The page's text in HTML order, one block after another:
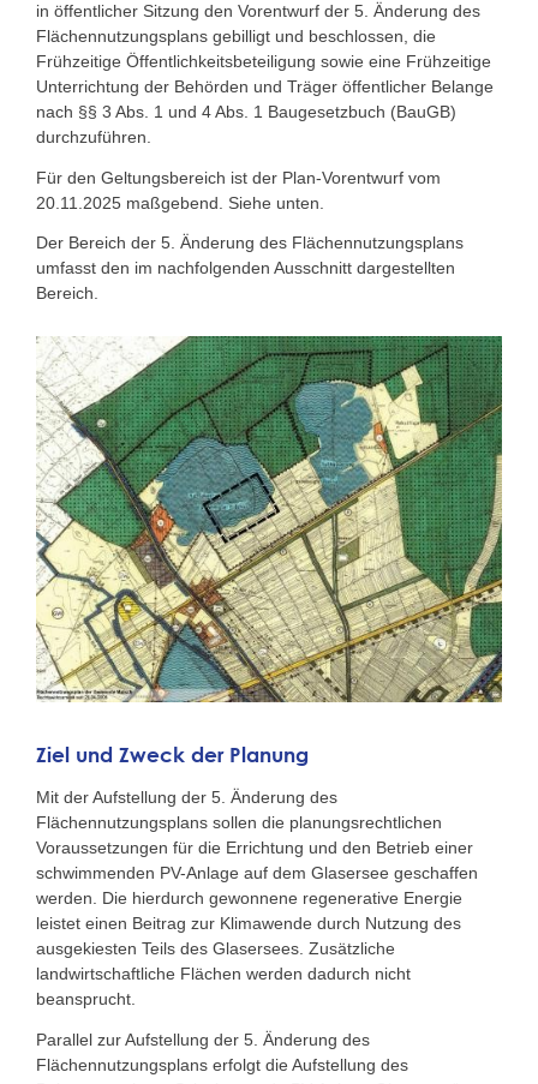
in öffentlicher Sitzung den Vorentwurf der 5. Änderung des
Flächennutzungsplans gebilligt und beschlossen, die
Frühzeitige Öffentlichkeitsbeteiligung sowie eine Frühzeitige
Unterrichtung der Behörden und Träger öffentlicher Belange
nach §§ 3 Abs. 1 und 4 Abs. 1 Baugesetzbuch (BauGB)
durchzuführen.
Für den Geltungsbereich ist der Plan-Vorentwurf vom
20.11.2025 maßgebend. Siehe unten.
Der Bereich der 5. Änderung des Flächennutzungsplans
umfasst den im nachfolgenden Ausschnitt dargestellten
Bereich.
Ziel und Zweck der Planung
Mit der Aufstellung der 5. Änderung des
Flächennutzungsplans sollen die planungsrechtlichen
Voraussetzungen für die Errichtung und den Betrieb einer
schwimmenden PV-Anlage auf dem Glasersee geschaffen
werden. Die hierdurch gewonnene regenerative Energie
leistet einen Beitrag zur Klimawende durch Nutzung des
ausgekiesten Teils des Glasersees. Zusätzliche
landwirtschaftliche Flächen werden dadurch nicht
beansprucht.
Parallel zur Aufstellung der 5. Änderung des
Flächennutzungsplans erfolgt die Aufstellung des